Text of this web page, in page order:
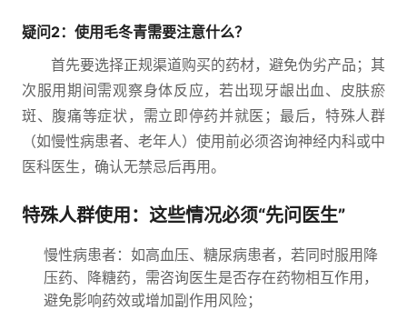
疑问2：使用毛冬青需要注意什么？
首先要选择正规渠道购买的药材，避免伪劣产品；其
次服用期间需观察身体反应，若出现牙龈出血、皮肤瘀
斑、腹痛等症状，需立即停药并就医；最后，特殊人群
（如慢性病患者、老年人）使用前必须咨询神经内科或中
医科医生，确认无禁忌后再用。
特殊人群使用：这些情况必须“先问医生”
慢性病患者：如高血压、糖尿病患者，若同时服用降
压药、降糖药，需咨询医生是否存在药物相互作用，
避免影响药效或增加副作用风险；